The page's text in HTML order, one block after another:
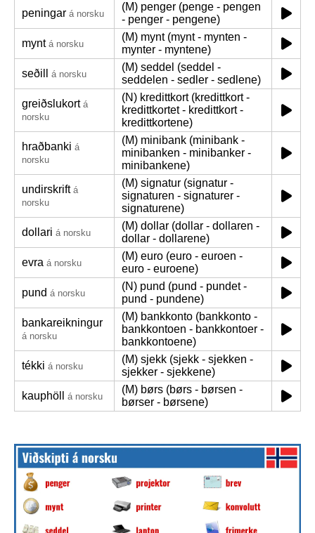
peningar á norsku
(M) penger (penge - pengen
- penger - pengene)
mynt á norsku
(M) mynt (mynt - mynten -
mynter - myntene)
seðill
á norsku
(M) seddel (seddel -
seddelen - sedler - sedlene)
greiðslukort á
norsku
(N) kredittkort (kredittkort -
kredittkortet - kredittkort -
kredittkortene)
hraðbanki á
norsku
(M) minibank (minibank -
minibanken - minibanker -
minibankene)
undirskrift á
norsku
(M) signatur (signatur -
signaturen - signaturer -
signaturene)
dollari á norsku
(M) dollar (dollar - dollaren -
dollar - dollarene)
evra á norsku
(M) euro (euro - euroen -
euro - euroene)
pund á norsku
(N) pund (pund - pundet -
pund - pundene)
bankareikningur
á norsku
(M) bankkonto (bankkonto -
bankkontoen - bankkontoer -
bankkontoene)
tékki á norsku
(M) sjekk (sjekk - sjekken -
sjekker - sjekkene)
kauphöll
á norsku
(M) børs (børs - børsen -
børser - børsene)